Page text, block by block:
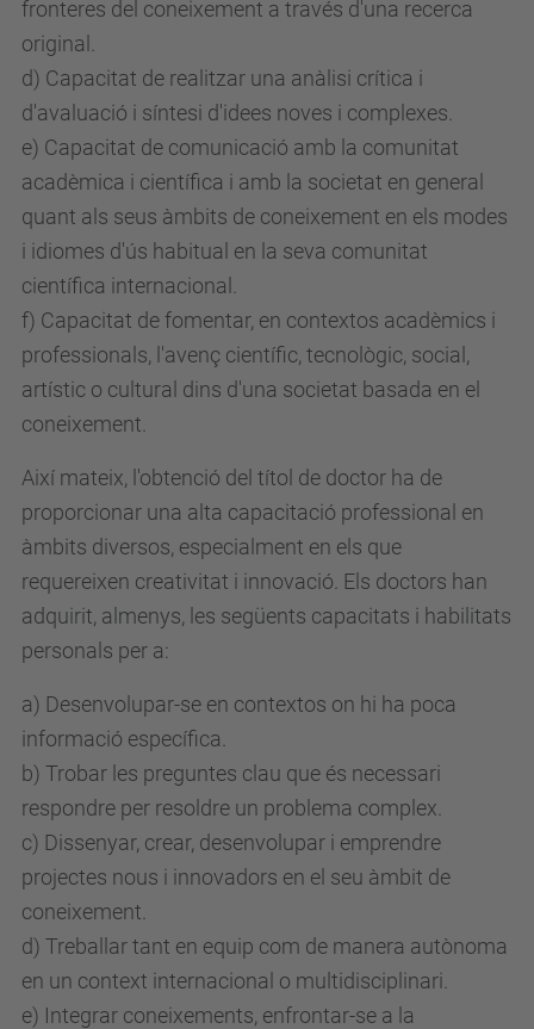
fronteres del coneixement a través d'una recerca
original.
d) Capacitat de realitzar una anàlisi crítica i
d'avaluació i síntesi d'idees noves i complexes.
e) Capacitat de comunicació amb la comunitat
acadèmica i científica i amb la societat en general
quant als seus àmbits de coneixement en els modes
i idiomes d'ús habitual en la seva comunitat
científica internacional.
f) Capacitat de fomentar, en contextos acadèmics i
professionals, l'avenç científic, tecnològic, social,
artístic o cultural dins d'una societat basada en el
coneixement.
Així mateix, l'obtenció del títol de doctor ha de
proporcionar una alta capacitació professional en
àmbits diversos, especialment en els que
requereixen creativitat i innovació. Els doctors han
adquirit, almenys, les següents capacitats i habilitats
personals per a:
a) Desenvolupar-se en contextos on hi ha poca
informació específica.
b) Trobar les preguntes clau que és necessari
respondre per resoldre un problema complex.
c) Dissenyar, crear, desenvolupar i emprendre
projectes nous i innovadors en el seu àmbit de
coneixement.
d) Treballar tant en equip com de manera autònoma
en un context internacional o multidisciplinari.
e) Integrar coneixements, enfrontar-se a la